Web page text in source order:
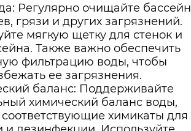
Регулярно очищайте бассейн
грязи и других загрязнений.
мягкую щетку для стенок и
Также важно обеспечить
фильтрацию воды, чтобы
ее загрязнения.
баланс: Поддерживайте
химический баланс воды,
химикаты для